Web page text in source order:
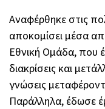
Αναφέρθηκε στις
αποκομίσει μέσα
Εθνική Ομάδα, που
διακρίσεις και
γνώσεις
Παράλληλα, έδωσε